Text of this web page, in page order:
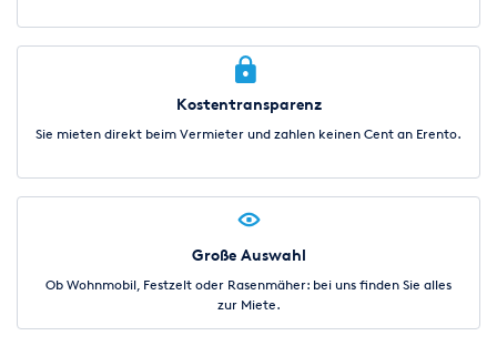
Kostentransparenz
Sie mieten direkt beim Vermieter und zahlen keinen Cent an Erento.
Große Auswahl
Ob Wohnmobil, Festzelt oder Rasenmäher: bei uns finden Sie alles
zur Miete.